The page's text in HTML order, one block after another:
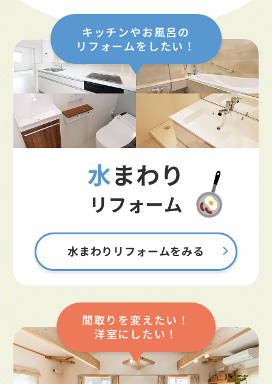
キッチンやお風呂の
リフォームをしたい！
水まわり
リフォーム
水まわりリフォームをみる
間取りを変えたい！
洋室にしたい！